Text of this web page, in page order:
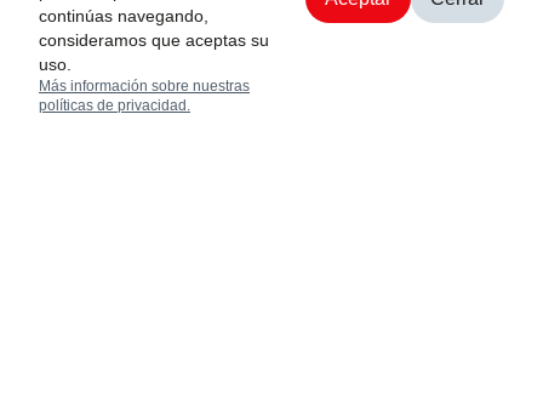
Agendar cita
continúas navegando,
consideramos que aceptas su
uso.
Más información sobre nuestras
políticas de privacidad.
en 1926, Toyota
Industries ha
proporcionado
productos
Blog y noticias